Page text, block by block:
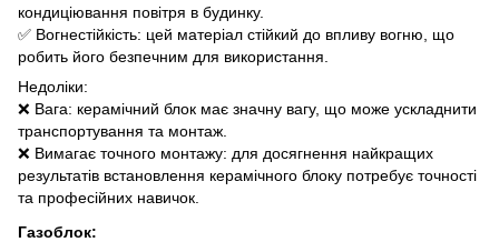
кондиціювання повітря в будинку.
✅ Вогнестійкість: цей матеріал стійкий до впливу вогню, що
робить його безпечним для використання.
Недоліки:
❌ Вага: керамічний блок має значну вагу, що може ускладнити
транспортування та монтаж.
❌ Вимагає точного монтажу: для досягнення найкращих
результатів встановлення керамічного блоку потребує точності
та професійних навичок.
Газоблок: